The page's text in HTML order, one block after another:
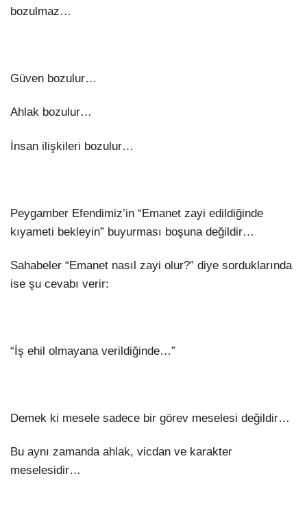
bozulmaz…
Güven bozulur…
Ahlak bozulur…
İnsan ilişkileri bozulur…
Peygamber Efendimiz’in “Emanet zayi edildiğinde
kıyameti bekleyin” buyurması boşuna değildir…
Sahabeler “Emanet nasıl zayi olur?” diye sorduklarında
ise şu cevabı verir:
“İş ehil olmayana verildiğinde…”
Demek ki mesele sadece bir görev meselesi değildir…
Bu aynı zamanda ahlak, vicdan ve karakter
meselesidir…